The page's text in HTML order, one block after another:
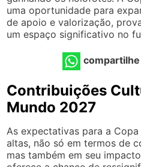
uma oportunidade para
de apoio e valorização,
um espaço significativo no
Contribuições
Mundo 2027
As expectativas para a
altas, não só em termos de
mas também em seu